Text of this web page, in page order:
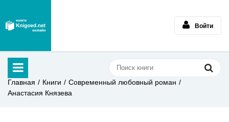
Войти
Главная Книги
Современный любовный роман
Анастасия Князева